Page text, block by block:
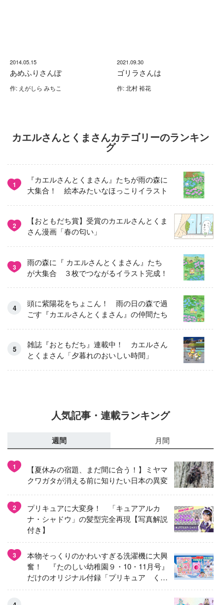
2014.05.15
あめふりさんぽ
作: えがしら みちこ
2021.09.30
ゴリラさんは
作: 北村 裕花
カエルさんとくまさんカテゴリーのランキン
グ
1
『カエルさんとくまさん』たちが雨の森に
大集合！ 絵本みたいなほっこりイラスト
2
【おともだち賞】受賞のカエルさんとくま
さん漫画「春の匂い」
3
雨の森に『 カエルさんとくまさん』たち
が大集合 ３枚でつながるイラスト完成！
頭に紫陽花をちょこん！ 雨の日の森で過
ごす『カエルさんとくまさん』の仲間たち
雑誌『おともだち』連載中！ カエルさん
とくまさん「夕暮れのおいしい時間」
人気記事・連載ランキング
週間 月間
1
【夏休みの宿題、まだ間に合う！】ミヤマ
クワガタが消える前に知りたい日本の異変
2
プリキュアに大変身！ 「キュアアルカ
ナ・シャドウ」の髪型完全再現【写真解説
付き】
3
本物そっくりのかわいすぎる洗濯機に大興
奮！ 『たのしい幼稚園９・10・11月号』
だけのオリジナル付録「プリキュア くる
くるせんたくき」